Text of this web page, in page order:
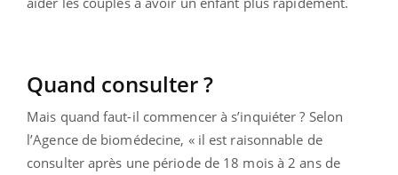
Quand consulter ?
Mais quand faut-il commencer à s’inquiéter ? Selon
l’Agence de biomédecine, « il est raisonnable de
consulter après une période de 18 mois à 2 ans de